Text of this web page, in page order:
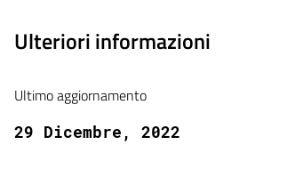
Ulteriori informazioni
Ultimo aggiornamento
29 Dicembre, 2022